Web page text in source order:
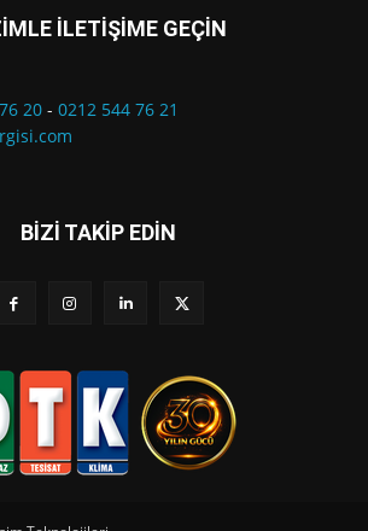
İLETİŞİME GEÇİN
20 - 0212 544 76 21
BİZİ TAKİP EDİN